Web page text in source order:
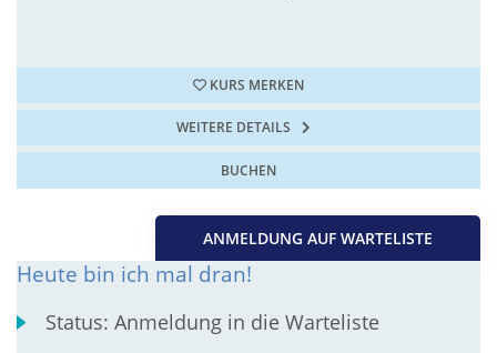
KURS MERKEN
WEITERE DETAILS
BUCHEN
ANMELDUNG AUF WARTELISTE
Heute bin ich mal dran!
Status:Anmeldung in die Warteliste